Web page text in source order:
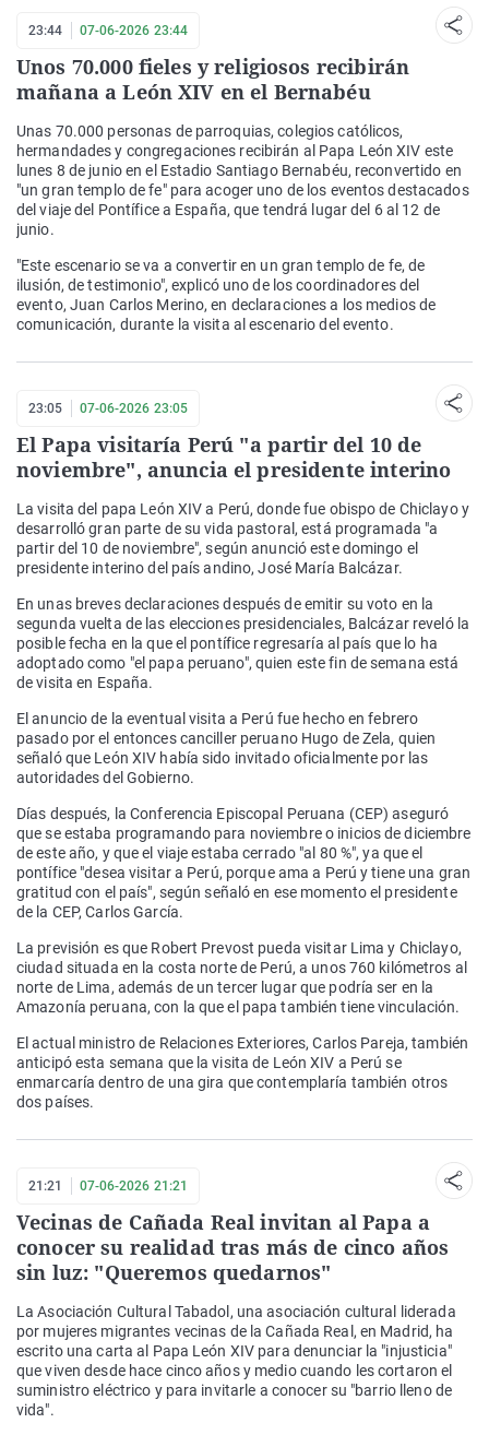
23:44 07-06-2026 23:44
Unos 70.000 fieles y religiosos recibirán
mañana a León XIV en el Bernabéu
Unas 70.000 personas de parroquias, colegios católicos,
hermandades y congregaciones recibirán al Papa León XIV este
lunes 8 de junio en el Estadio Santiago Bernabéu, reconvertido en
"un gran templo de fe" para acoger uno de los eventos destacados
del viaje del Pontífice a España, que tendrá lugar del 6 al 12 de
junio.
"Este escenario se va a convertir en un gran templo de fe, de
ilusión, de testimonio", explicó uno de los coordinadores del
evento, Juan Carlos Merino, en declaraciones a los medios de
comunicación, durante la visita al escenario del evento.
23:05 07-06-2026 23:05
El Papa visitaría Perú "a partir del 10 de
noviembre", anuncia el presidente interino
La visita del papa León XIV a Perú, donde fue obispo de Chiclayo y
desarrolló gran parte de su vida pastoral, está programada "a
partir del 10 de noviembre", según anunció este domingo el
presidente interino del país andino, José María Balcázar.
En unas breves declaraciones después de emitir su voto en la
segunda vuelta de las elecciones presidenciales, Balcázar reveló la
posible fecha en la que el pontífice regresaría al país que lo ha
adoptado como "el papa peruano", quien este fin de semana está
de visita en España.
El anuncio de la eventual visita a Perú fue hecho en febrero
pasado por el entonces canciller peruano Hugo de Zela, quien
señaló que León XIV había sido invitado oficialmente por las
autoridades del Gobierno.
Días después, la Conferencia Episcopal Peruana (CEP) aseguró
que se estaba programando para noviembre o inicios de diciembre
de este año, y que el viaje estaba cerrado "al 80 %", ya que el
pontífice "desea visitar a Perú, porque ama a Perú y tiene una gran
gratitud con el país", según señaló en ese momento el presidente
de la CEP, Carlos García.
La previsión es que Robert Prevost pueda visitar Lima y Chiclayo,
ciudad situada en la costa norte de Perú, a unos 760 kilómetros al
norte de Lima, además de un tercer lugar que podría ser en la
Amazonía peruana, con la que el papa también tiene vinculación.
El actual ministro de Relaciones Exteriores, Carlos Pareja, también
anticipó esta semana que la visita de León XIV a Perú se
enmarcaría dentro de una gira que contemplaría también otros
dos países.
21:21 07-06-2026 21:21
Vecinas de Cañada Real invitan al Papa a
conocer su realidad tras más de cinco años
sin luz: "Queremos quedarnos"
La Asociación Cultural Tabadol, una asociación cultural liderada
por mujeres migrantes vecinas de la Cañada Real, en Madrid, ha
escrito una carta al Papa León XIV para denunciar la "injusticia"
que viven desde hace cinco años y medio cuando les cortaron el
suministro eléctrico y para invitarle a conocer su "barrio lleno de
vida".